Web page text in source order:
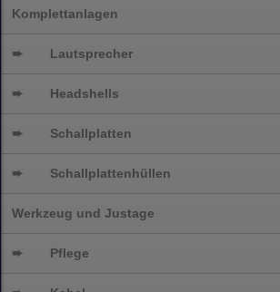
Komplettanlagen
➨ Lautsprecher
➨ Headshells
➨ Schallplatten
➨ Schallplattenhüllen
Werkzeug und Justage
➨ Pflege